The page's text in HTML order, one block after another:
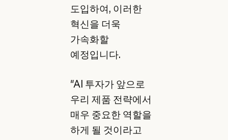
도입하여, 이러한
혁신을 더욱
가속화할
예정입니다.
"AI 투자가 앞으로
우리 제품 전략에서
매우 중요한 역할을
하게 될 것이라고